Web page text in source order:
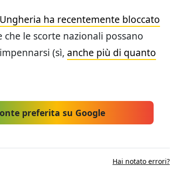
Ungheria ha recentemente bloccato
le scorte nazionali possano
(sì, anche più di quanto
preferita su Google
Hai notato errori?